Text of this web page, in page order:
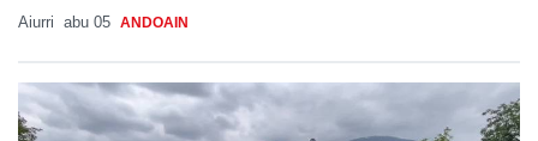
Aiurri abu 05 ANDOAIN